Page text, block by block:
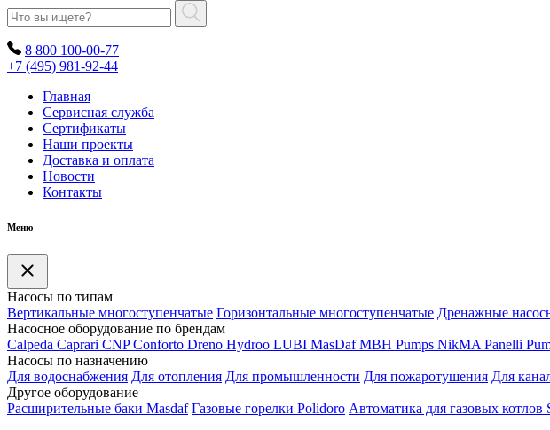
8 800 100-00-77
+7 (495) 981-92-44
Главная
Сервисная служба
Сертификаты
Наши проекты
Доставка и оплата
Новости
Контакты
Меню
Насосы по типам
Вертикальные многоступенчатые Горизонтальные многоступенчатые Дренажные
Насосное оборудование по брендам
Calpeda Caprari CNP Conforto Dreno Hydroo LUBI MasDaf MBH Pumps NikMA Panelli
Насосы по назначению
Для водоснабжения Для отопления Для промышленности Для пожаротушения Для
Другое оборудование
Расширительные баки Masdaf Газовые горелки Polidoro Автоматика для газовых котлов